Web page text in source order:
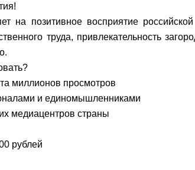
на позитивное восприятие
труда, привлекательность
миллионов просмотров
и единомышленниками
медиацентров страны
рублей